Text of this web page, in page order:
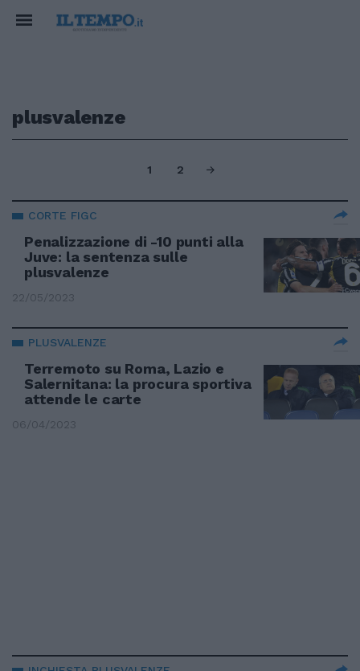
plusvalenze
1 2
CORTE FIGC
Penalizzazione di -10 punti alla
Juve: la sentenza sulle
plusvalenze
22/05/2023
PLUSVALENZE
Terremoto su Roma, Lazio e
Salernitana: la procura sportiva
attende le carte
06/04/2023